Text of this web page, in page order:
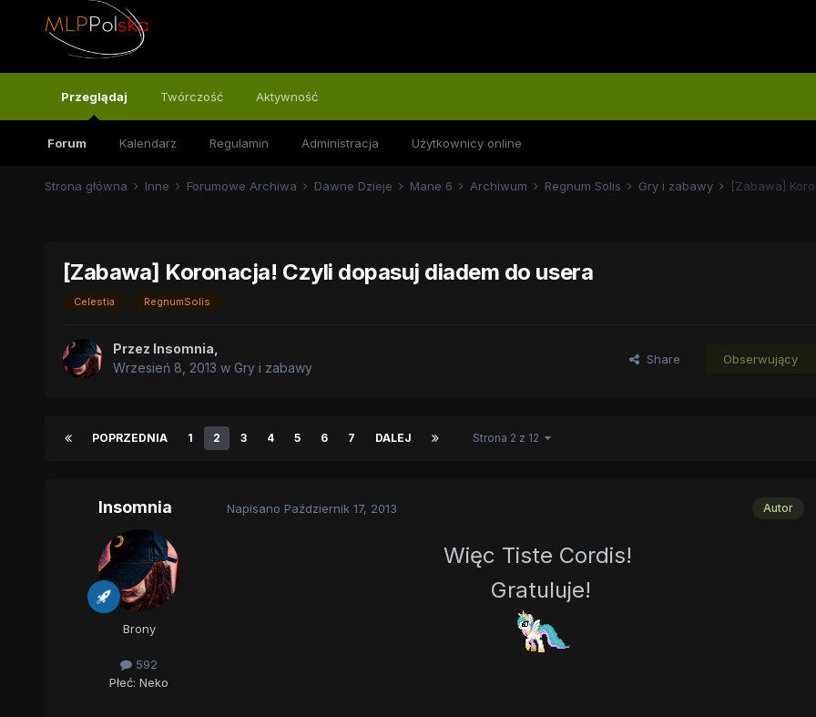
Przeglądaj
Forum Kalendarz Regulamin Administracja Użytkownicy online
Twórczość Aktywność
Strona główna Inne Forumowe Archiwa Dawne Dzieje Mane 6 Archiwum Regnum Solis Gry i zabawy [Zabawa]
[Zabawa] Koronacja! Czyli dopasuj diadem do usera
Celestia RegnumSolis
Przez Insomnia
Wrzesień 8, 2013 w Gry i zabawy
Share Obserwujący
POPRZEDNIA 1 2 3 4 5 6 7 DALEJ Strona 2 z 12
Insomnia
Brony
592
Płeć: Neko
Autor
Napisano Październik 17, 2013
Więc Tiste Cordis!
Gratuluje!